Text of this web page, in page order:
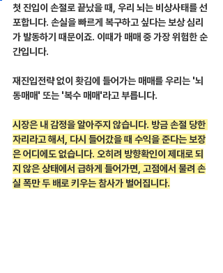
첫 진입이 손절로 끝났을 때, 우리 뇌는 비상사태를 선
포합니다. 손실을 빠르게 복구하고 싶다는 보상 심리
가 발동하기 때문이죠. 이때가 매매 중 가장 위험한 순
간입니다.
재진입전략 없이 홧김에 들어가는 매매를 우리는 '뇌
동매매' 또는 '복수 매매'라고 부릅니다.
시장은 내 감정을 알아주지 않습니다. 방금 손절 당한
자리라고 해서, 다시 들어갔을 때 수익을 준다는 보장
은 어디에도 없습니다. 오히려 방향확인이 제대로 되
지 않은 상태에서 급하게 들어가면, 고점에서 물려 손
실 폭만 두 배로 키우는 참사가 벌어집니다.